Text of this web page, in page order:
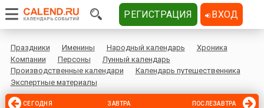
Праздники Именины Народный календарь
Хроника
Компании
Персоны
Лунный календарь
Производственные календари
Календарь путешественника
Экспертные материалы
СЕГОДНЯ ЗАВТРА ПОСЛЕЗАВТРА
РЕГИСТРАЦИЯ ВХОД